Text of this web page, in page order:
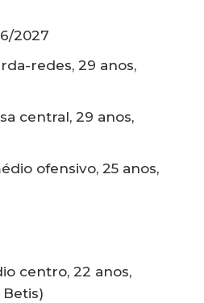
2027
redes, 29 anos,
central, 29 anos,
ofensivo, 25 anos,
centro, 22 anos,